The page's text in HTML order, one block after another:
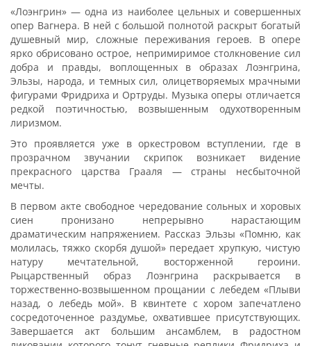
«Лоэнгрин» — одна из наиболее цельных и совершенных
опер Вагнера. В ней с большой полнотой раскрыт богатый
душевный мир, сложные переживания героев. В опере
ярко обрисовано острое, непримиримое столкновение сил
добра и правды, воплощенных в образах Лоэнгрина,
Эльзы, народа, и темных сил, олицетворяемых мрачными
фигурами Фридриха и Ортруды. Музыка оперы отличается
редкой поэтичностью, возвышенным одухотворенным
лиризмом.
Это проявляется уже в оркестровом вступлении, где в
прозрачном звучании скрипок возникает видение
прекрасного царства Грааля — страны несбыточной
мечты.
В первом акте свободное чередование сольных и хоровых
сиен пронизано непрерывно нарастающим
драматическим напряжением. Рассказ Эльзы «Помню, как
молилась, тяжко скорбя душой» передает хрупкую, чистую
натуру мечтательной, восторженной героини.
Рыцарственный образ Лоэнгрина раскрывается в
торжественно-возвышенном прощании с лебедем «Плыви
назад, о лебедь мой». В квинтете с хором запечатлено
сосредоточенное раздумье, охватившее присутствующих.
Завершается акт большим ансамблем, в радостном